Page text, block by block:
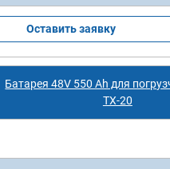
Оставить заявку
Батарея 48V 550 Ah для
TX-20